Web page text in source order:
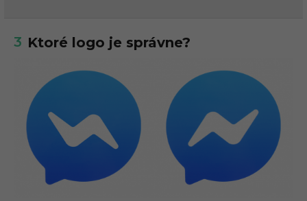
3 Ktoré logo je správne?